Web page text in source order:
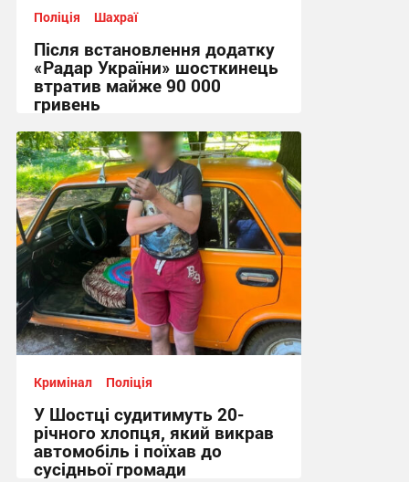
Поліція Шахраї
Після встановлення додатку
«Радар України» шосткинець
втратив майже 90 000
гривень
11:44 вчора
Кримінал Поліція
У Шостці судитимуть 20-
річного хлопця, який викрав
автомобіль і поїхав до
сусідньої громади